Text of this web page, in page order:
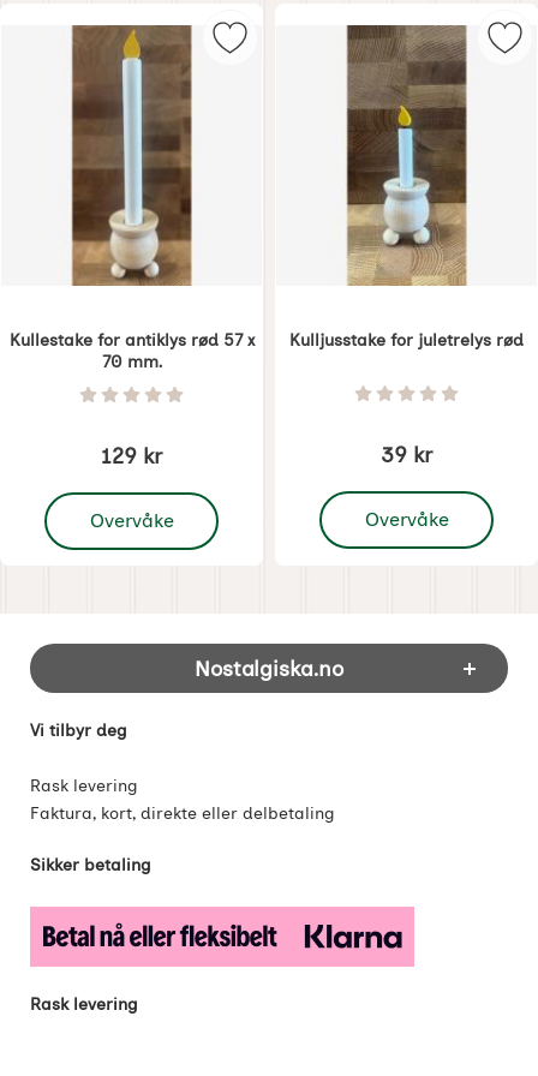
Kullestake for antiklys rød 57 x
70 mm.
Varenummer 8938Vurdering: 0 Stjerne av 5
129 kr
Overvåke
, Kullestake for antiklys rød 57 x 70 mm.
Merk kullestake for antiklys rød
Kulljusstake for juletrelys rød
Varenummer 8939Vurdering: 0
39 kr
Overvåke
, Kulljusstake for
Footer-innhold Blandet informasjon og
Nostalgiska.no
Vi tilbyr deg
Rask levering
Faktura, kort, direkte eller delbetaling
Sikker betaling
Rask levering